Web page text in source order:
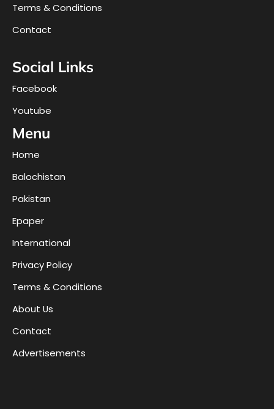
Terms & Conditions
Contact
Social Links
Facebook
Youtube
Menu
Home
Balochistan
Pakistan
Epaper
International
Privacy Policy
Terms & Conditions
About Us
Contact
Advertisements